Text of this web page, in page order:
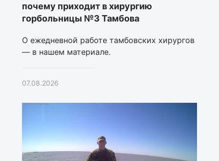
почему приходит в хирургию
горбольницы №3 Тамбова
О ежедневной работе тамбовских хирургов
— в нашем материале.
07.08.2026